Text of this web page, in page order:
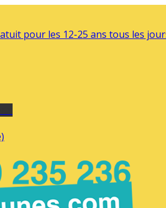
pour les 12-25 ans tous les